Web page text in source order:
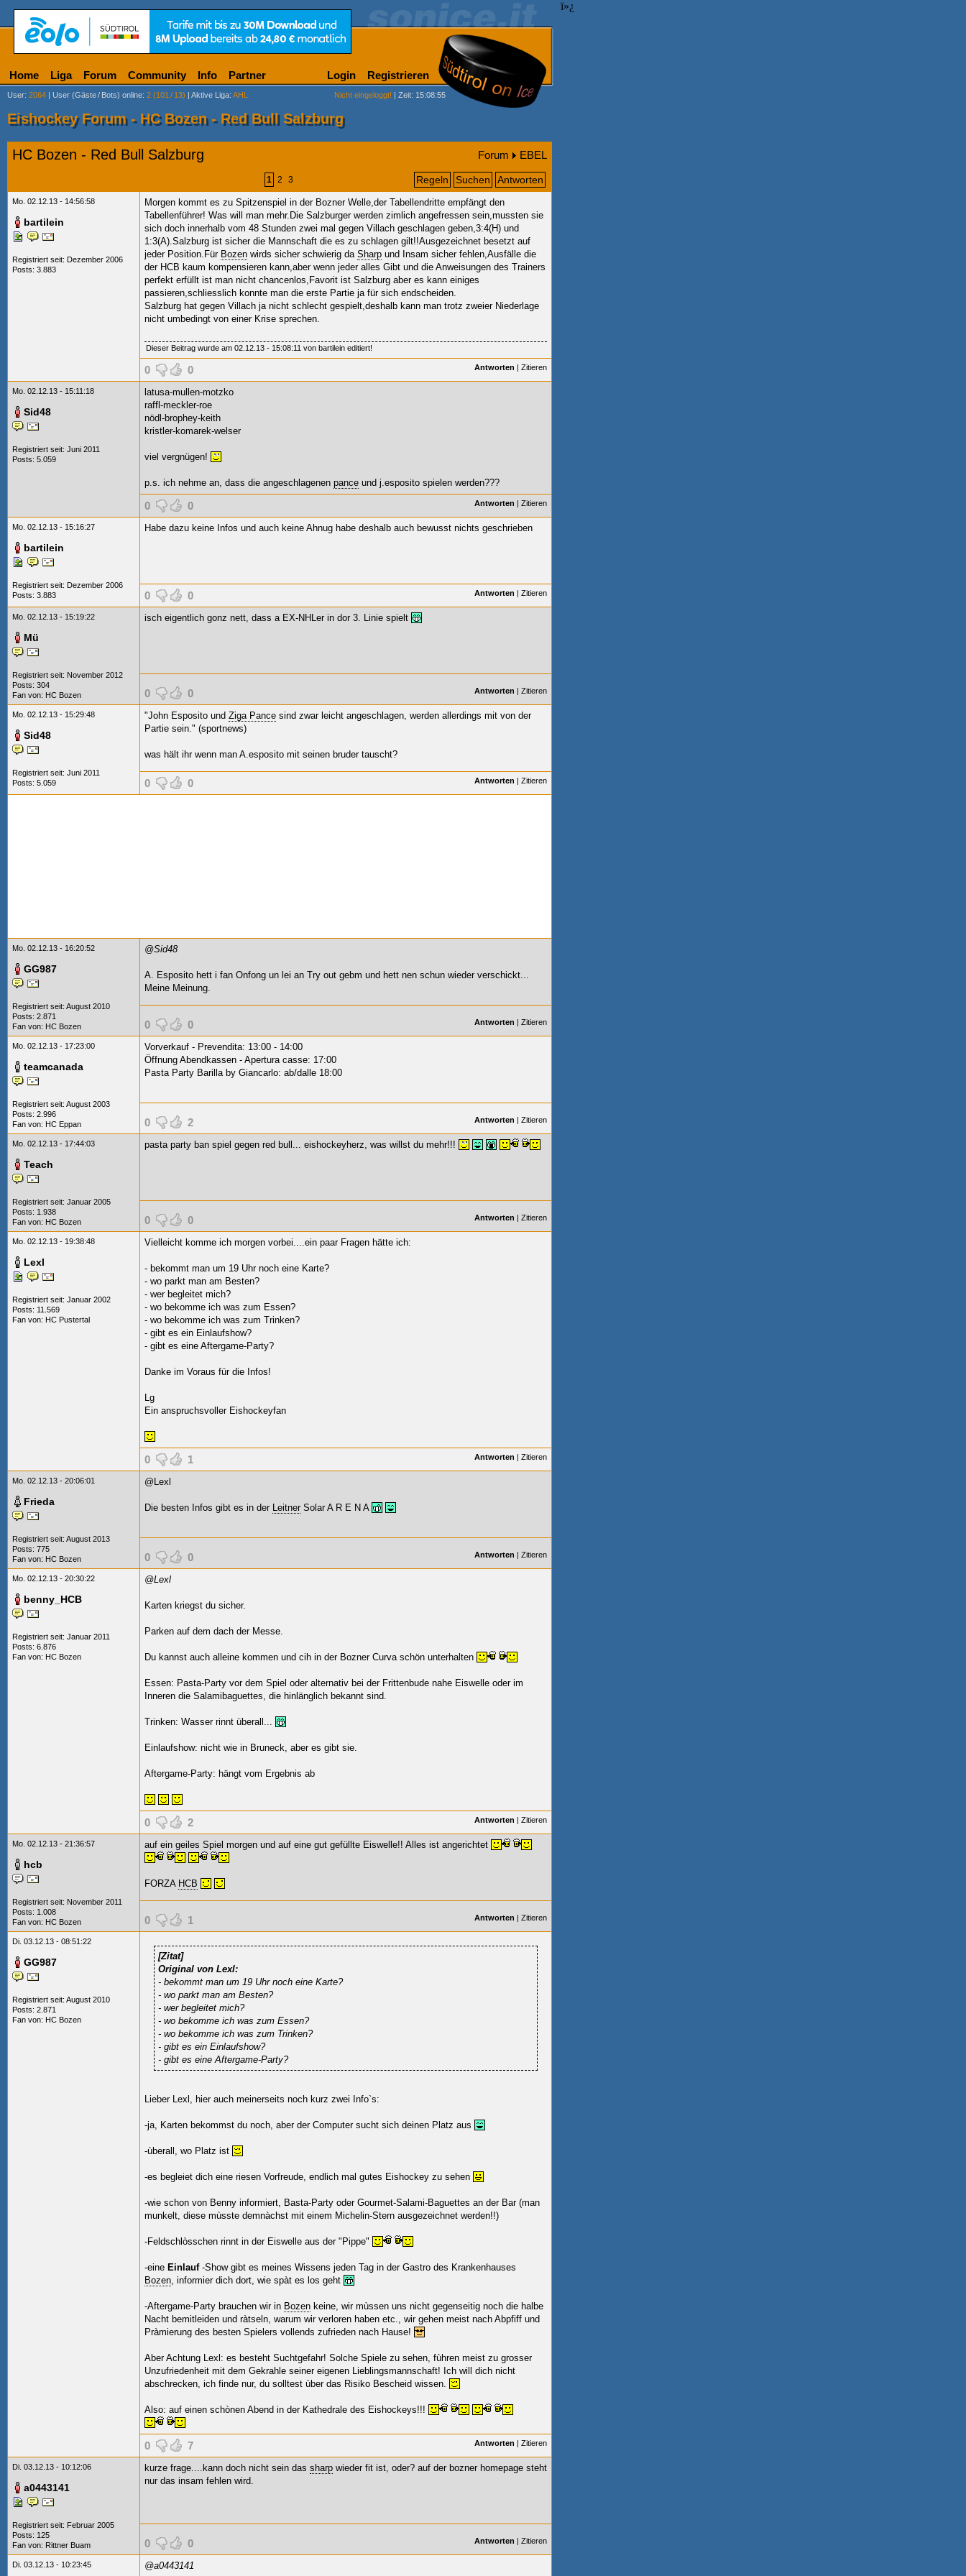
ï»¿
Home Liga Forum Community Info Partner Login Registrieren
User: 2064 | User (Gäste/ Bots) online: 2 (101 / 13) | Aktive Liga: AHL Nicht eingeloggt! | Zeit: 15:08:55
Eishockey Forum - HC Bozen - Red Bull Salzburg
HC Bozen - Red Bull Salzburg Forum EBEL
1 2 3 Regeln Suchen Antworten
Mo. 02.12.13 - 14:56:58
bartilein
Registriert seit: Dezember 2006
Posts: 3.883
Morgen kommt es zu Spitzenspiel in der Bozner Welle,der Tabellendritte empfängt den
Tabellenführer! Was will man mehr.Die Salzburger werden zimlich angefressen sein,mussten sie
sich doch innerhalb vom 48 Stunden zwei mal gegen Villach geschlagen geben,3:4(H) und
1:3(A).Salzburg ist sicher die Mannschaft die es zu schlagen gilt!!Ausgezeichnet besetzt auf
jeder Position.Für Bozen wirds sicher schwierig da Sharp und Insam sicher fehlen,Ausfälle die
der HCB kaum kompensieren kann,aber wenn jeder alles Gibt und die Anweisungen des Trainers
perfekt erfüllt ist man nicht chancenlos,Favorit ist Salzburg aber es kann einiges
passieren,schliesslich konnte man die erste Partie ja für sich endscheiden.
Salzburg hat gegen Villach ja nicht schlecht gespielt,deshalb kann man trotz zweier Niederlage
nicht umbedingt von einer Krise sprechen.
Dieser Beitrag wurde am 02.12.13 - 15:08:11 von bartilein editiert!
0 0 Antworten | Zitieren
Mo. 02.12.13 - 15:11:18
Sid48
Registriert seit: Juni 2011
Posts: 5.059
latusa-mullen-motzko
raffl-meckler-roe
nödl-brophey-keith
kristler-komarek-welser
viel vergnügen!
p.s. ich nehme an, dass die angeschlagenen pance und j.esposito spielen werden???
0 0 Antworten | Zitieren
Mo. 02.12.13 - 15:16:27
bartilein
Registriert seit: Dezember 2006
Posts: 3.883
Habe dazu keine Infos und auch keine Ahnug habe deshalb auch bewusst nichts geschrieben
0 0 Antworten | Zitieren
Mo. 02.12.13 - 15:19:22
Mü
Registriert seit: November 2012
Posts: 304
Fan von: HC Bozen
isch eigentlich gonz nett, dass a EX-NHLer in dor 3. Linie spielt
0 0 Antworten | Zitieren
Mo. 02.12.13 - 15:29:48
Sid48
Registriert seit: Juni 2011
Posts: 5.059
"John Esposito und Ziga Pance sind zwar leicht angeschlagen, werden allerdings mit von der
Partie sein." (sportnews)
was hält ihr wenn man A.esposito mit seinen bruder tauscht?
0 0 Antworten | Zitieren
Mo. 02.12.13 - 16:20:52
GG987
Registriert seit: August 2010
Posts: 2.871
Fan von: HC Bozen
@Sid48
A. Esposito hett i fan Onfong un lei an Try out gebm und hett nen schun wieder verschickt...
Meine Meinung.
0 0 Antworten | Zitieren
Mo. 02.12.13 - 17:23:00
teamcanada
Registriert seit: August 2003
Posts: 2.996
Fan von: HC Eppan
Vorverkauf - Prevendita: 13:00 - 14:00
Öffnung Abendkassen - Apertura casse: 17:00
Pasta Party Barilla by Giancarlo: ab/dalle 18:00
0 2 Antworten | Zitieren
Mo. 02.12.13 - 17:44:03
Teach
Registriert seit: Januar 2005
Posts: 1.938
Fan von: HC Bozen
pasta party ban spiel gegen red bull... eishockeyherz, was willst du mehr!!!
0 0 Antworten | Zitieren
Mo. 02.12.13 - 19:38:48
Lexl
Registriert seit: Januar 2002
Posts: 11.569
Fan von: HC Pustertal
Vielleicht komme ich morgen vorbei....ein paar Fragen hätte ich:
- bekommt man um 19 Uhr noch eine Karte?
- wo parkt man am Besten?
- wer begleitet mich?
- wo bekomme ich was zum Essen?
- wo bekomme ich was zum Trinken?
- gibt es ein Einlaufshow?
- gibt es eine Aftergame-Party?
Danke im Voraus für die Infos!
Lg
Ein anspruchsvoller Eishockeyfan
0 1 Antworten | Zitieren
Mo. 02.12.13 - 20:06:01
Frieda
Registriert seit: August 2013
Posts: 775
Fan von: HC Bozen
@Lexl
Die besten Infos gibt es in der Leitner Solar A R E N A
0 0 Antworten | Zitieren
Mo. 02.12.13 - 20:30:22
benny_HCB
Registriert seit: Januar 2011
Posts: 6.876
Fan von: HC Bozen
@Lexl
Karten kriegst du sicher.
Parken auf dem dach der Messe.
Du kannst auch alleine kommen und cih in der Bozner Curva schön unterhalten
Essen: Pasta-Party vor dem Spiel oder alternativ bei der Frittenbude nahe Eiswelle oder im
Inneren die Salamibaguettes, die hinlänglich bekannt sind.
Trinken: Wasser rinnt überall...
Einlaufshow: nicht wie in Bruneck, aber es gibt sie.
Aftergame-Party: hängt vom Ergebnis ab
0 2 Antworten | Zitieren
Mo. 02.12.13 - 21:36:57
hcb
Registriert seit: November 2011
Posts: 1.008
Fan von: HC Bozen
auf ein geiles Spiel morgen und auf eine gut gefüllte Eiswelle!! Alles ist angerichtet
FORZA HCB
0 1 Antworten | Zitieren
Di. 03.12.13 - 08:51:22
GG987
Registriert seit: August 2010
Posts: 2.871
Fan von: HC Bozen
[Zitat]
Original von Lexl:
- bekommt man um 19 Uhr noch eine Karte?
- wo parkt man am Besten?
- wer begleitet mich?
- wo bekomme ich was zum Essen?
- wo bekomme ich was zum Trinken?
- gibt es ein Einlaufshow?
- gibt es eine Aftergame-Party?
Lieber Lexl, hier auch meinerseits noch kurz zwei Info`s:
-ja, Karten bekommst du noch, aber der Computer sucht sich deinen Platz aus
-ùberall, wo Platz ist
-es begleiet dich eine riesen Vorfreude, endlich mal gutes Eishockey zu sehen
-wie schon von Benny informiert, Basta-Party oder Gourmet-Salami-Baguettes an der Bar (man
munkelt, diese mùsste demnàchst mit einem Michelin-Stern ausgezeichnet werden!!)
-Feldschlòsschen rinnt in der Eiswelle aus der "Pippe"
-eine Einlauf-Show gibt es meines Wissens jeden Tag in der Gastro des Krankenhauses
Bozen, informier dich dort, wie spàt es los geht
-Aftergame-Party brauchen wir in Bozen keine, wir mùssen uns nicht gegenseitig noch die halbe
Nacht bemitleiden und ràtseln, warum wir verloren haben etc., wir gehen meist nach Abpfiff und
Pràmierung des besten Spielers vollends zufrieden nach Hause!
Aber Achtung Lexl: es besteht Suchtgefahr! Solche Spiele zu sehen, fùhren meist zu grosser
Unzufriedenheit mit dem Gekrahle seiner eigenen Lieblingsmannschaft! Ich will dich nicht
abschrecken, ich finde nur, du solltest ùber das Risiko Bescheid wissen.
Also: auf einen schònen Abend in der Kathedrale des Eishockeys!!!
0 7 Antworten | Zitieren
Di. 03.12.13 - 10:12:06
a0443141
Registriert seit: Februar 2005
Posts: 125
Fan von: Rittner Buam
kurze frage....kann doch nicht sein das sharp wieder fit ist, oder? auf der bozner homepage steht
nur das insam fehlen wird.
0 0 Antworten | Zitieren
Di. 03.12.13 - 10:23:45 @a0443141